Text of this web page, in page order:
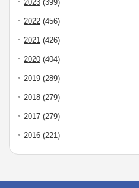
2023 (399)
2022 (456)
2021 (426)
2020 (404)
2019 (289)
2018 (279)
2017 (279)
2016 (221)